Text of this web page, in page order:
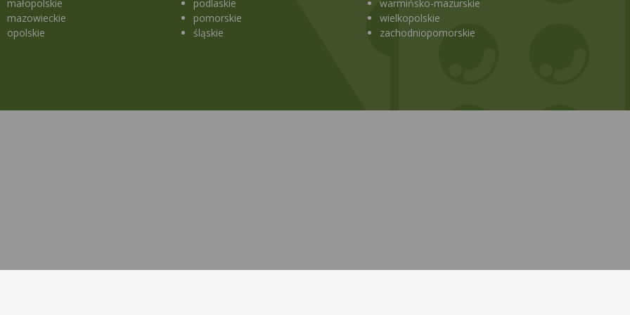
małopolskie
mazowieckie
opolskie
podlaskie
pomorskie
śląskie
warmińsko-mazurskie
wielkopolskie
zachodniopomorskie